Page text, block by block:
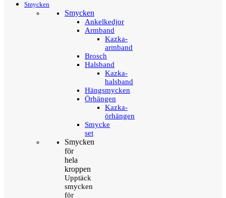
Smycken
Smycken
Ankelkedjor
Armband
Kazka-
armband
Brosch
Halsband
Kazka-
halsband
Hängsmycken
Örhängen
Kazka-
örhängen
Smycke
set
Smycken
för
hela
kroppen
Upptäck
smycken
för